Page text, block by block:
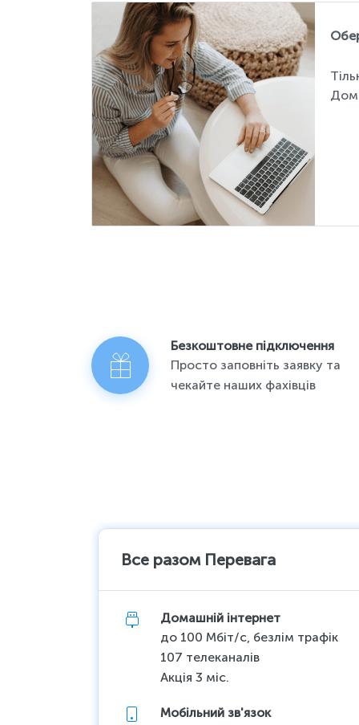
Безкоштовне підключення
Просто заповніть заявку та
чекайте наших фахівців
Все разом Перевага
Домашній інтернет
до 100 Мбіт/с, безлім трафік
107 телеканалів
Акція 3 міс.
Мобільний зв'язок